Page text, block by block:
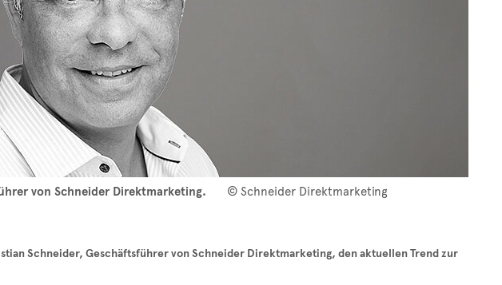
von Schneider Direktmarketing. © Schneider Direktmarketing
Schneider, Geschäftsführer von Schneider Direktmarketing, den aktuellen Trend zur